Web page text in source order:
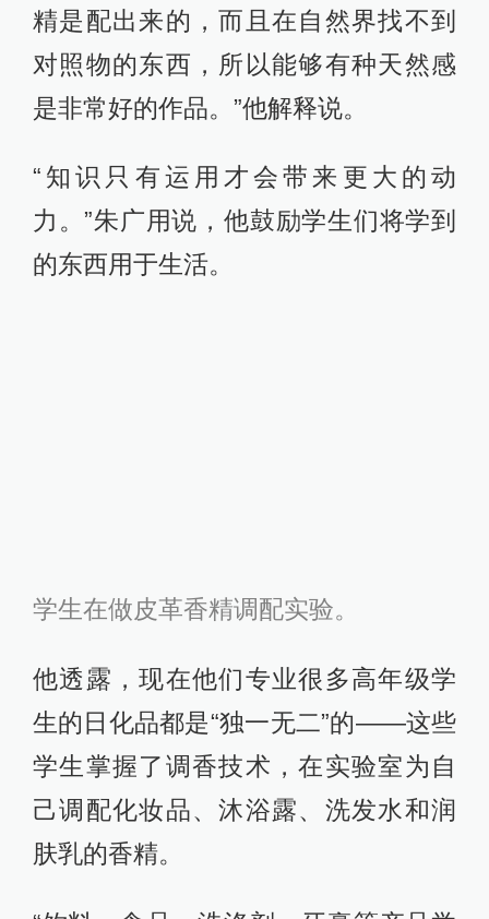
精是配出来的，而且在自然界找不到
对照物的东西，所以能够有种天然感
是非常好的作品。”他解释说。
“知识只有运用才会带来更大的动
力。”朱广用说，他鼓励学生们将学到
的东西用于生活。
学生在做皮革香精调配实验。
他透露，现在他们专业很多高年级学
生的日化品都是“独一无二”的——这些
学生掌握了调香技术，在实验室为自
己调配化妆品、沐浴露、洗发水和润
肤乳的香精。